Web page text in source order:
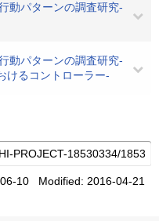
動パターンの調査研究-
動パターンの調査研究-
けるコントローラー-
10 Modified: 2016-04-21